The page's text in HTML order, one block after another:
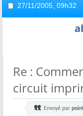
27/11/2005, 09h32
Re :
circuit
Envoyé par